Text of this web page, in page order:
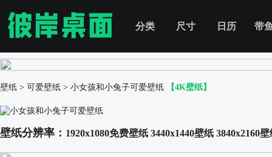
分类 尺寸 日历 带
壁纸 > 可爱壁纸 > 小女孩和小兔子可爱壁纸 【4K壁纸】
壁纸分辨率： 1920x1080免费壁纸 3440x1440壁纸 3840x2160壁